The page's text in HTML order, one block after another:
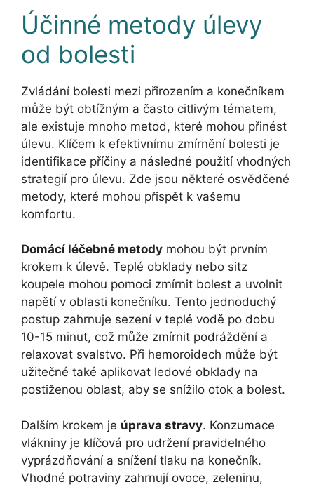
Účinné metody úlevy
od bolesti
Zvládání bolesti mezi přirozením a konečníkem
může být obtížným a často citlivým tématem,
ale existuje mnoho metod, které mohou přinést
úlevu. Klíčem k efektivnímu zmírnění bolesti je
identifikace příčiny a následné použití vhodných
strategií pro úlevu. Zde jsou některé osvědčené
metody, které mohou přispět k vašemu
komfortu.
Domácí léčebné metody mohou být prvním
krokem k úlevě. Teplé obklady nebo sitz
koupele mohou pomoci zmírnit bolest a uvolnit
napětí v oblasti konečníku. Tento jednoduchý
postup zahrnuje sezení v teplé vodě po dobu
10-15 minut, což může zmírnit podráždění a
relaxovat svalstvo. Při hemoroidech může být
užitečné také aplikovat ledové obklady na
postiženou oblast, aby se snížilo otok a bolest.
Dalším krokem je úprava stravy. Konzumace
vlákniny je klíčová pro udržení pravidelného
vyprázdňování a snížení tlaku na konečník.
Vhodné potraviny zahrnují ovoce, zeleninu,